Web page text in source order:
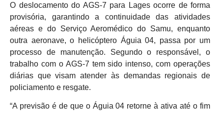
O deslocamento do AGS-7 para Lages ocorre de forma
provisória, garantindo a continuidade das atividades
aéreas e do Serviço Aeromédico do Samu, enquanto
outra aeronave, o helicóptero Águia 04, passa por um
processo de manutenção. Segundo o responsável, o
trabalho com o AGS-7 tem sido intenso, com operações
diárias que visam atender às demandas regionais de
policiamento e resgate.
“A previsão é de que o Águia 04 retorne à ativa até o fim